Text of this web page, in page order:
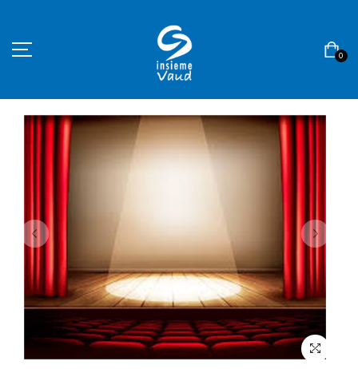
0
ASSOCIATION
BOUTIQUE
CONTACT
MON COMPTE